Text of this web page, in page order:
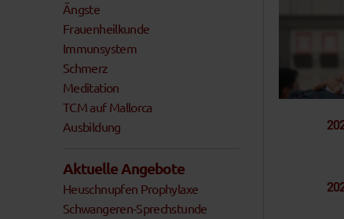
Ängste
Frauenheilkunde
Immunsystem
Schmerz
Meditation
TCM auf Mallorca
Ausbildung
Aktuelle Angebote
Heuschnupfen Prophylaxe
Schwangeren-Sprechstunde